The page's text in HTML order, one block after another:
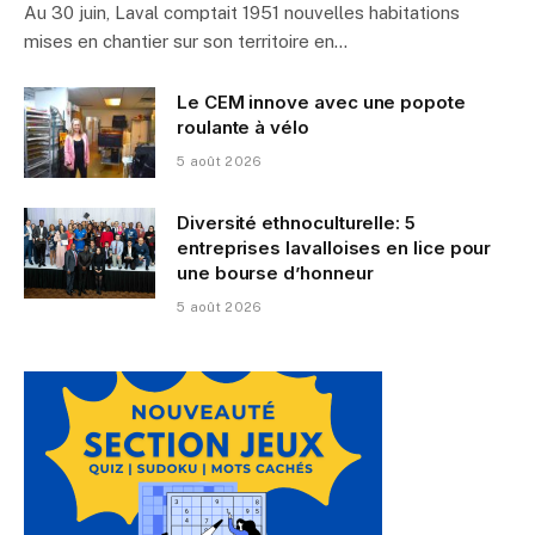
Au 30 juin, Laval comptait 1951 nouvelles habitations
mises en chantier sur son territoire en…
Le CEM innove avec une popote
roulante à vélo
5 août 2026
Diversité ethnoculturelle: 5
entreprises lavalloises en lice pour
une bourse d’honneur
5 août 2026